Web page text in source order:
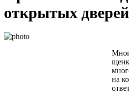
открытых
на